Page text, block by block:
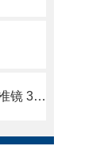
【京都玉崎热销推出】便携式瞄准镜 3.9φ